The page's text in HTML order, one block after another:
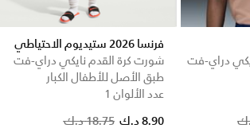
دراي-فت
فرنسا 2026 ستيديوم الاحتياطي
شورت كرة القدم نايكي دراي-فت
طبق الأصل للأطفال الكبار
عدد الألوان 1
Price
18.75 د.ك to 8.90 د.ك